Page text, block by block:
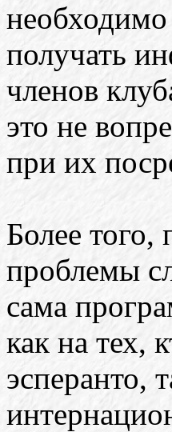
получать
членов
это не
при их
Более
проблемы
сама
как на тех,
эсперанто,